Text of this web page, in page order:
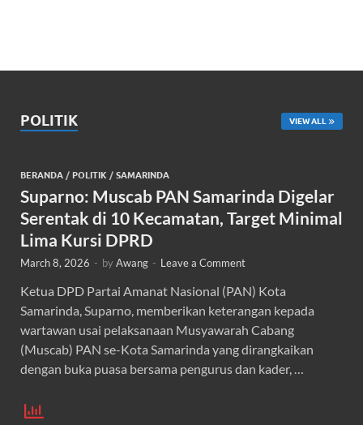
POLITIK VIEW ALL
BERANDA / POLITIK / SAMARINDA
Suparno: Muscab PAN Samarinda Digelar
Serentak di 10 Kecamatan, Target Minimal
Lima Kursi DPRD
March 8, 2026 - byAwang - Leave a Comment
Ketua DPD Partai Amanat Nasional (PAN) Kota
Samarinda, Suparno, memberikan keterangan kepada
wartawan usai pelaksanaan Musyawarah Cabang
(Muscab) PAN se-Kota Samarinda yang dirangkaikan
dengan buka puasa bersama pengurus dan kader, …